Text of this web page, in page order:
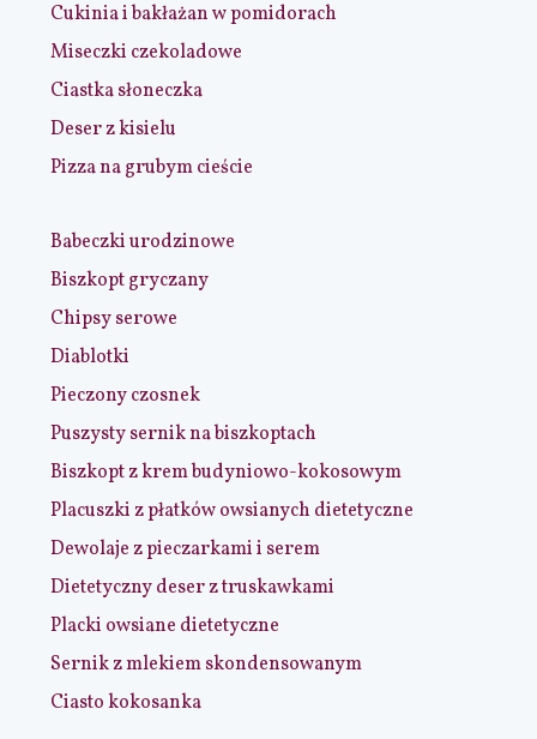
Cukinia i bakłażan w pomidorach
Miseczki czekoladowe
Ciastka słoneczka
Deser z kisielu
Pizza na grubym cieście
Babeczki urodzinowe
Biszkopt gryczany
Chipsy serowe
Diablotki
Pieczony czosnek
Puszysty sernik na biszkoptach
Biszkopt z krem budyniowo-kokosowym
Placuszki z płatków owsianych dietetyczne
Dewolaje z pieczarkami i serem
Dietetyczny deser z truskawkami
Placki owsiane dietetyczne
Sernik z mlekiem skondensowanym
Ciasto kokosanka